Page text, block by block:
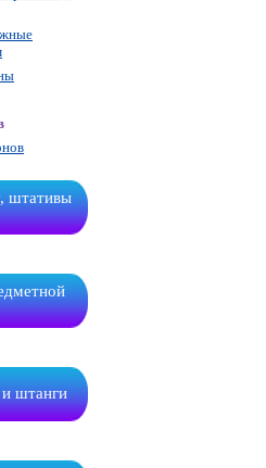
штативы
и штанги